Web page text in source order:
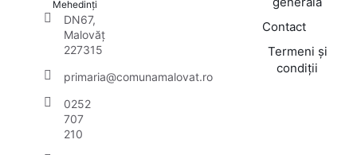
Mehedinți
DN67,
Malovăț
227315
primaria@comunamalovat.ro
0252
707
210
Contact
Termeni și
condiții